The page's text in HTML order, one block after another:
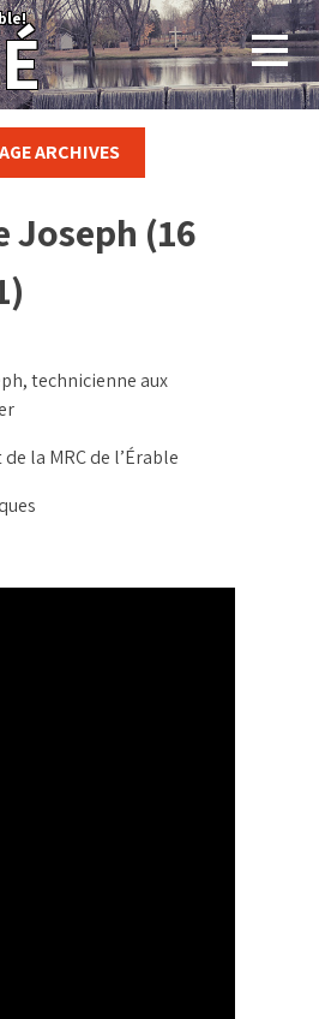
ARCHIVES
Joseph (16
technicienne aux
la MRC de l’Érable